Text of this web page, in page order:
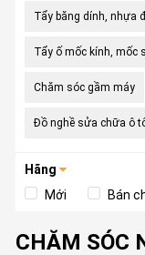
Tẩy băng dính, nhựa
Tẩy ố mốc kính, mốc
Chăm sóc gầm máy
Đồ nghề sửa chữa ô
Hãng
Mới
Bán
CHĂM SÓC